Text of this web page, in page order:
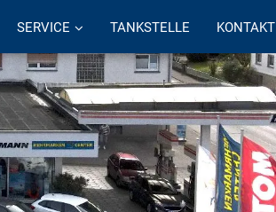
SERVICE TANKSTELLE KONTAKT